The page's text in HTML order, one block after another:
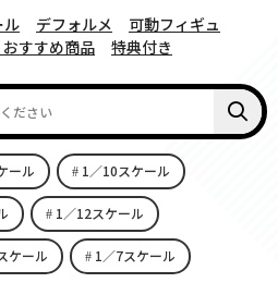
ル デフォルメ
可動フィギュ
すすめ商品 特典付き
ール 1／10スケール
1／12スケール
ケール 1／7スケール